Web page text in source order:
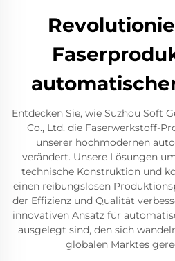
Entdecken Sie, wie Suzhou Soft
Co., Ltd. die Faserwerkstoff-
unserer hochmodernen
verändert. Unsere Lösungen
technische Konstruktion und
einen reibungslosen
der Effizienz und Qualität
innovativen Ansatz für
ausgelegt sind, den sich
globalen Marktes